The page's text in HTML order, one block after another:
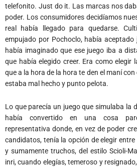
telefonito. Just do it. Las marcas nos
poder. Los consumidores decidíamos
real había llegado para quedarse.
empujado por Pochoclo, había
había imaginado que ese juego iba a
que había elegido creer. Era como
que a la hora de la hora te den el maní
estaba mal hecho y punto pelota.
Lo que parecía un juego que simulaba la
había convertido en una cosa
representativa donde, en vez de poder
candidatos, tenía la opción de elegir
y sumamente truchos, del estilo Scioli-
inri, cuando elegías, temeroso y